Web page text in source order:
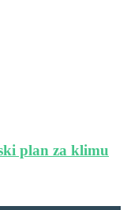
plan za klimu